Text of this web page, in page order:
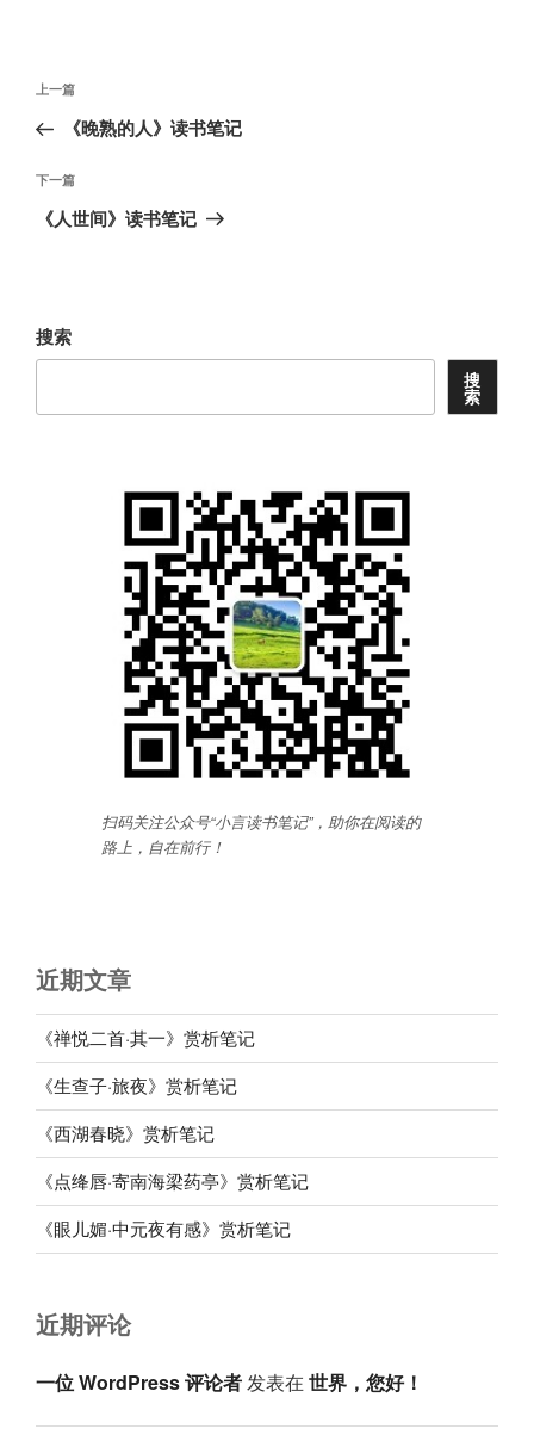
文
导
航
上
一
文
章
上一篇
《晚熟的人》读书笔记
下
一
下一篇
《人世间》读书笔记
搜索
搜
索
扫码关注公众号“小言读书笔记”，助你在阅读的
路上，自在前行！
近期文章
《禅悦二首·其一》赏析笔记
《生查子·旅夜》赏析笔记
《西湖春晓》赏析笔记
《点绛唇·寄南海梁药亭》赏析笔记
《眼儿媚·中元夜有感》赏析笔记
近期评论
一位 WordPress 评论者发表在 世界，您好！